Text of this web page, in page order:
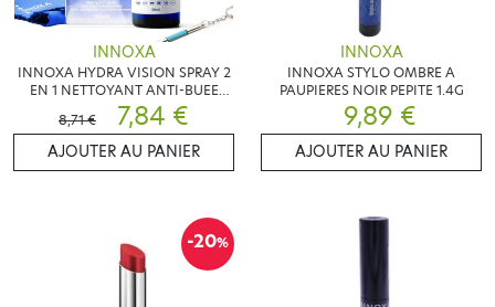
INNOXA
INNOXA HYDRA VISION SPRAY 2
EN 1 NETTOYANT ANTI-BUEE
30ML
8,71 € 7,84 €
AJOUTER AU PANIER
INNOXA
INNOXA STYLO OMBRE A
PAUPIERES NOIR PEPITE 1.4G
9,89 €
AJOUTER AU PANIER
-20%